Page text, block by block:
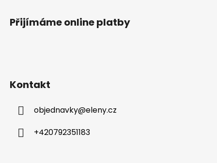
Přijímáme online platby
Kontakt
objednavky@eleny.cz
+420792351183